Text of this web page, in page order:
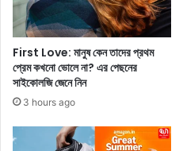
রী
গু
ন
গু
লি
ম্ব
ন্ধে
আ
শী
ত
ল
উ
ভো
গ
ক
First Love: মানুষ কেন তাদের প্রথম
প্রেম কখনো ভোলে না? এর পেছনের
সাইকোলজি জেনে নিন
3 hours ago